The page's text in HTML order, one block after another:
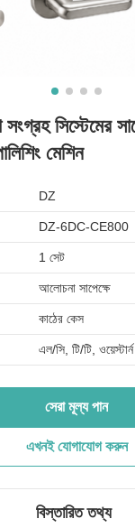
সিস্টেমের
মেশিন
DZ
DZ-6DC-CE800
1 সেট
আলোচনা সাপেক্ষে
কাঠের কেস
এল/সি, টি/টি,
সেরা মূল্য পান
এখনই যোগাযোগ করুন
বিস্তারিত তথ্য